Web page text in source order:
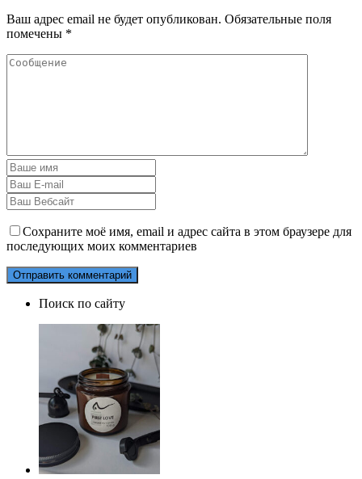
Ваш адрес email не будет опубликован. Обязательные поля
помечены *
Сохраните моё имя, email и адрес сайта в этом браузере для
последующих моих комментариев
Поиск по сайту